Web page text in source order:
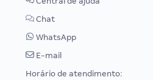
Chat
WhatsApp
E-mail
Horário de atendimento: